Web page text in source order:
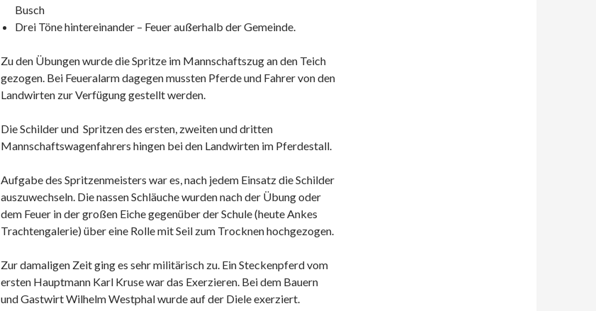
Busch
Drei Töne hintereinander – Feuer außerhalb der Gemeinde.
Zu den Übungen wurde die Spritze im Mannschaftszug an den Teich
gezogen. Bei Feueralarm dagegen mussten Pferde und Fahrer von den
Landwirten zur Verfügung gestellt werden.
Die Schilder und Spritzen des ersten, zweiten und dritten
Mannschaftswagenfahrers hingen bei den Landwirten im Pferdestall.
Aufgabe des Spritzenmeisters war es, nach jedem Einsatz die Schilder
auszuwechseln. Die nassen Schläuche wurden nach der Übung oder
dem Feuer in der großen Eiche gegenüber der Schule (heute Ankes
Trachtengalerie) über eine Rolle mit Seil zum Trocknen hochgezogen.
Zur damaligen Zeit ging es sehr militärisch zu. Ein Steckenpferd vom
ersten Hauptmann Karl Kruse war das Exerzieren. Bei dem Bauern
und Gastwirt Wilhelm Westphal wurde auf der Diele exerziert.